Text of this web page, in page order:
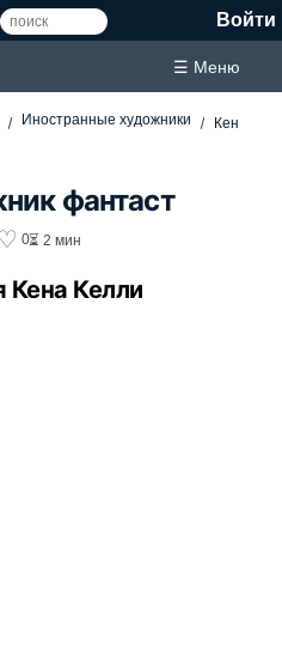
Войти
☰ Меню
Иностранные художники
Кен
фантаст
0⏳ 2 мин
Кена Келли